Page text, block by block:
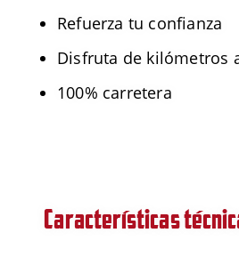
Refuerza tu confianza
Disfruta de kilómetros
100% carretera
Características